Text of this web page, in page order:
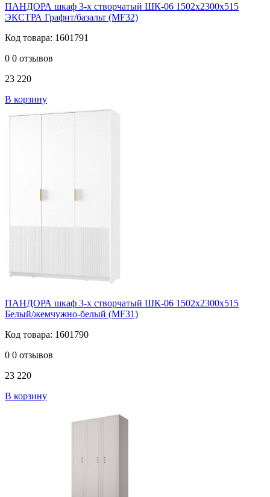
ПАНДОРА шкаф 3-х створчатый ШК-06 1502х2300х515
ЭКСТРА Графит/базальт (MF32)
Код товара: 1601791
0 0 отзывов
23 220
В корзину
ПАНДОРА шкаф 3-х створчатый ШК-06 1502х2300х515
Белый/жемчужно-белый (MF31)
Код товара: 1601790
0 0 отзывов
23 220
В корзину